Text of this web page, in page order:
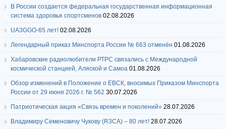
В России создается федеральная государственная информационная
система здоровья спортсменов 02.08.2026
UA3GGO-65 лет! 02.08.2026
Легендарный приказ Минспорта России № 663 отменён 01.08.2026
Хабаровские радиолюбители РТРС связались с Международной
космической станцией, Аляской и Самоа 01.08.2026
Обзор изменений в Положение о ЕВСК, вносимых Приказом Минспорта
России от 29 июня 2026 г. № 562 30.07.2026
Патриотическая акция «Связь времен и поколений» 28.07.2026
Владимиру Семеновичу Чукову (R3CA) – 80 лет! 28.07.2026